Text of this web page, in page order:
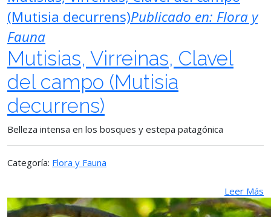
(Mutisia decurrens)Publicado en: Flora y
Fauna
Mutisias, Virreinas, Clavel
del campo (Mutisia
decurrens)
Belleza intensa en los bosques y estepa patagónica
Categoría: Flora y Fauna
Leer Más